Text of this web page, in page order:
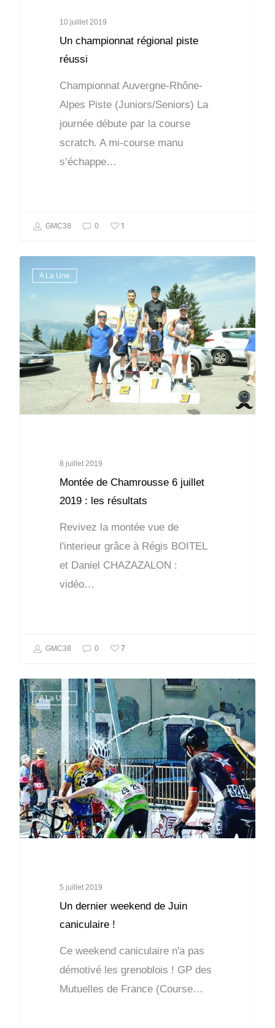
10 juillet 2019
Un championnat régional piste
réussi
Championnat Auvergne-Rhône-
Alpes Piste (Juniors/Seniors) La
journée débute par la course
scratch. A mi-course manu
s’échappe…
GMC38 0 1
A La Une
8 juillet 2019
Montée de Chamrousse 6 juillet
2019 : les résultats
Revivez la montée vue de
l'interieur grâce à Régis BOITEL
et Daniel CHAZAZALON :
vidéo…
GMC38 0 7
A La Une
5 juillet 2019
Un dernier weekend de Juin
caniculaire !
Ce weekend caniculaire n'a pas
démotivé les grenoblois ! GP des
Mutuelles de France (Course…